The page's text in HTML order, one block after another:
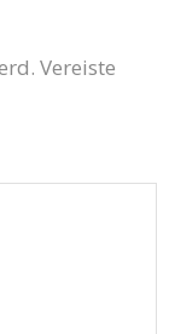
Vereiste